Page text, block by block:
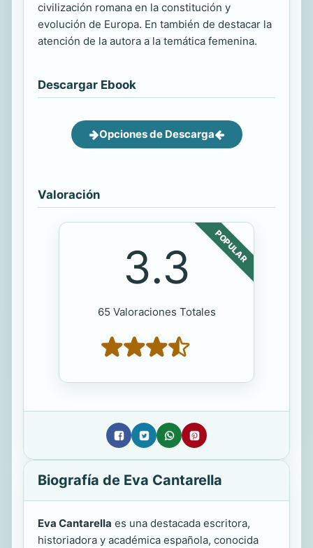
civilización romana en la constitución y
evolución de Europa. En también de destacar la
atención de la autora a la temática femenina.
Descargar Ebook
Opciones de Descarga
Valoración
POPULAR
3.3
65 Valoraciones Totales
Biografía de Eva Cantarella
Eva Cantarella es una destacada escritora,
historiadora y académica española, conocida